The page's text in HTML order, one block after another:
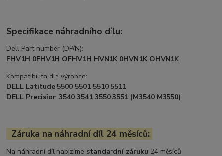
Specifikace náhradního dílu:
Dell Part number (DP/N):
FHV1H 0FHV1H OFHV1H HVN1K 0HVN1K OHVN1K
Kompatibilita dle výrobce:
DELL Latitude 5500 5501 5510 5511
DELL Precision 3540 3541 3550 3551 (M3540 M3550)
Záruka na náhradní díl 24 měsíců:
Na náhradní díl nabízíme standardní záruku 24 měsíců